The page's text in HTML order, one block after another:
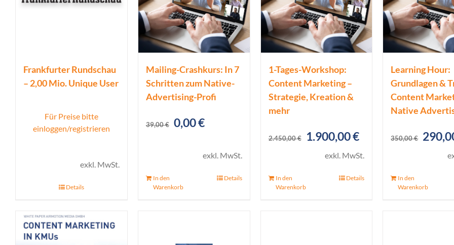
Frankfurter Rundschau
– 2,00 Mio. Unique User
Für Preise bitte
einloggen/registrieren
exkl. MwSt.
Details
Mailing-Crashkurs: In 7
Schritten zum Native-
Advertising-Profi
39,00€ Ursprünglicher
0,00€Aktueller
ist:
0,00 €.
exkl. MwSt.
In den
Warenkorb
Details
1-Tages-Workshop:
Content Marketing –
Strategie, Kreation &
mehr
2.450,00€
Ursprünglicher
Preis
2.450,00 €
1.900,00€Aktueller
Preis
1.900,00 €.
exkl. MwSt.
In den
Warenkorb
Details
Learning Hour:
Grundlagen &
Content
Native
350,00€
Preis
350,00
In den
Warenkorb